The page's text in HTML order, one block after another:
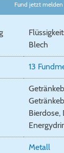
Fund jetzt melden
Blech
13
Bierdose,
Metall